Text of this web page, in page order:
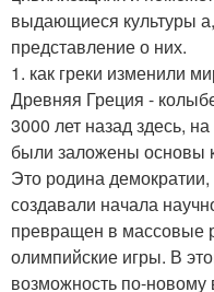
выдающиеся культуры
представление о них.
1. как греки изменили
Древняя Греция -
3000 лет назад здесь,
были заложены основы
Это родина
создавали начала
превращен в массовые
олимпийские игры. В
возможность по-